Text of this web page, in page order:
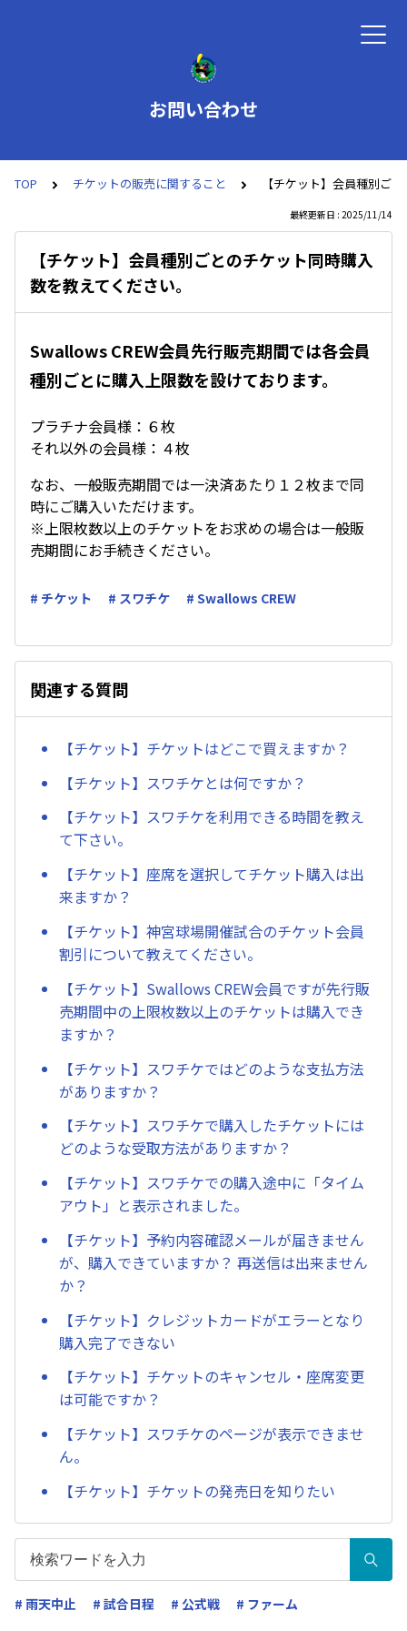
お問い合わせ
TOP チケットの販売に関すること 【チケット】会員種別ご
最終更新日 : 2025/11/14
【チケット】会員種別ごとのチケット同時購入
数を教えてください。
Swallows CREW会員先行販売期間では各会員
種別ごとに購入上限数を設けております。
プラチナ会員様：６枚
それ以外の会員様：４枚
なお、一般販売期間では一決済あたり１２枚まで同
時にご購入いただけます。
※上限枚数以上のチケットをお求めの場合は一般販
売期間にお手続きください。
# チケット # スワチケ # Swallows CREW
関連する質問
【チケット】チケットはどこで買えますか？
【チケット】スワチケとは何ですか？
【チケット】スワチケを利用できる時間を教え
て下さい。
【チケット】座席を選択してチケット購入は出
来ますか？
【チケット】神宮球場開催試合のチケット会員
割引について教えてください。
【チケット】Swallows CREW会員ですが先行販
売期間中の上限枚数以上のチケットは購入でき
ますか？
【チケット】スワチケではどのような支払方法
がありますか？
【チケット】スワチケで購入したチケットには
どのような受取方法がありますか？
【チケット】スワチケでの購入途中に「タイム
アウト」と表示されました。
【チケット】予約内容確認メールが届きません
が、購入できていますか？ 再送信は出来ません
か？
【チケット】クレジットカードがエラーとなり
購入完了できない
【チケット】チケットのキャンセル・座席変更
は可能ですか？
【チケット】スワチケのページが表示できませ
ん。
【チケット】チケットの発売日を知りたい
# 雨天中止 # 試合日程 # 公式戦
# ファーム